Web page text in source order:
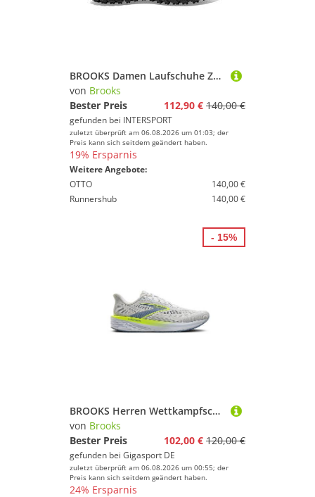
BROOKS Damen Laufschuhe Zeal Walker
von Brooks
Bester Preis
112,90 € 140,00 €
gefunden bei INTERSPORT
zuletzt überprüft am 06.08.2026 um 01:03; der
Preis kann sich seitdem geändert haben.
19% Ersparnis
Weitere Angebote:
OTTO
140,00 €
Runnershub
140,00 €
BROOKS Herren Wettkampfschuhe Launch 12 weiss | 44 1/2
von Brooks
Bester Preis
102,00 € 120,00 €
gefunden bei Gigasport DE
zuletzt überprüft am 06.08.2026 um 00:55; der
Preis kann sich seitdem geändert haben.
24% Ersparnis
- 15%